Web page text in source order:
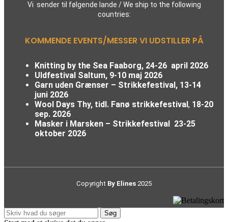
Vi sender til følgende lande / We ship to the following
countries:
KOMMENDE EVENTS/MESSER VI UDSTILLER PÅ
Knitting by the Sea Faaborg, 24-26 april 2026
Uldfestival Saltum, 9-10 maj 2026
Garn uden Grænser – Strikkefestival, 13-14
juni 2026
Wool Days Thy, tidl. Fanø strikkefestival, 18-20
sep. 2026
Masker i Marsken – Strikkefestival 23-25
oktober 2026
Copyright By Elines 2025
Søg